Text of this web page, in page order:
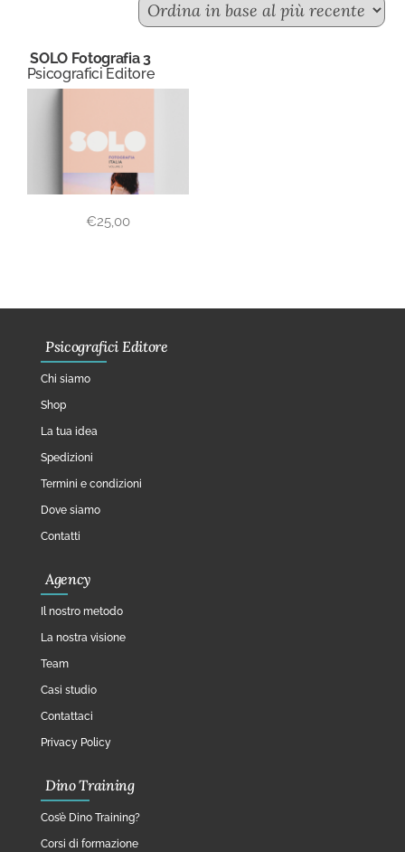
SOLO Fotografia 3
Psicografici Editore
€25,00
Psicografici Editore
Chi siamo
Shop
La tua idea
Spedizioni
Termini e condizioni
Dove siamo
Contatti
Agency
Il nostro metodo
La nostra visione
Team
Casi studio
Contattaci
Privacy Policy
Dino Training
Cos’è Dino Training?
Corsi di formazione